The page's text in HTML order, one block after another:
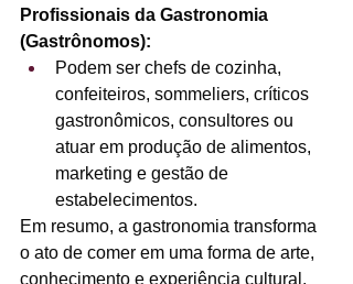
Profissionais da Gastronomia
(Gastrônomos):
Podem ser chefs de cozinha,
confeiteiros, sommeliers, críticos
gastronômicos, consultores ou
atuar em produção de alimentos,
marketing e gestão de
estabelecimentos.
Em resumo, a gastronomia transforma
o ato de comer em uma forma de arte,
conhecimento e experiência cultural,